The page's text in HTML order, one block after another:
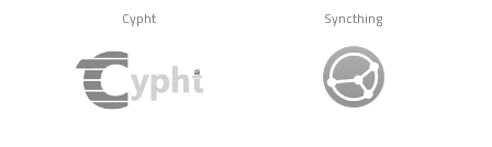
Cypht Syncthing